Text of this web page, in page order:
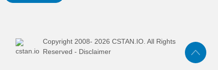
Copyright 2008- 2026 CSTAN.IO. All Rights
Reserved - Disclaimer